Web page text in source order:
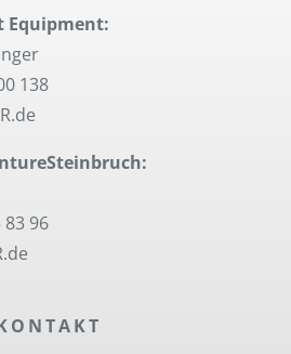
Equipment:
138
83 96